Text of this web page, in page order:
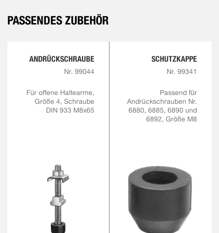
PASSENDES ZUBEHÖR
ANDRÜCKSCHRAUBE
Nr. 99044
Für offene Haltearme,
Größe 4, Schraube
DIN 933 M8x65
SCHUTZKAPPE
Nr. 99341
Passend für
Andrückschrauben Nr.
6880, 6885, 6890 und
6892, Größe M8